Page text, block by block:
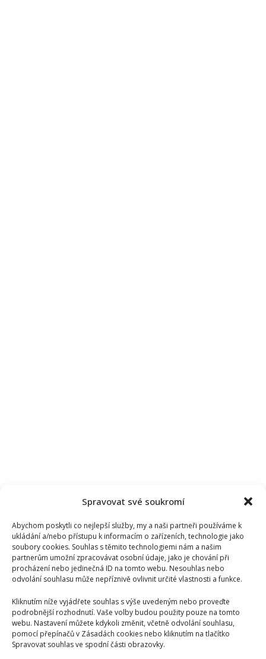
Spravovat své soukromí
Abychom poskytli co nejlepší služby, my a naši partneři používáme k
ukládání a/nebo přístupu k informacím o zařízeních, technologie jako
soubory cookies. Souhlas s těmito technologiemi nám a našim
partnerům umožní zpracovávat osobní údaje, jako je chování při
procházení nebo jedinečná ID na tomto webu. Nesouhlas nebo
odvolání souhlasu může nepříznivě ovlivnit určité vlastnosti a funkce.
Kliknutím níže vyjádřete souhlas s výše uvedeným nebo proveďte
podrobnější rozhodnutí. Vaše volby budou použity pouze na tomto
webu. Nastavení můžete kdykoli změnit, včetně odvolání souhlasu,
pomocí přepínačů v Zásadách cookies nebo kliknutím na tlačítko
Spravovat souhlas ve spodní části obrazovky.